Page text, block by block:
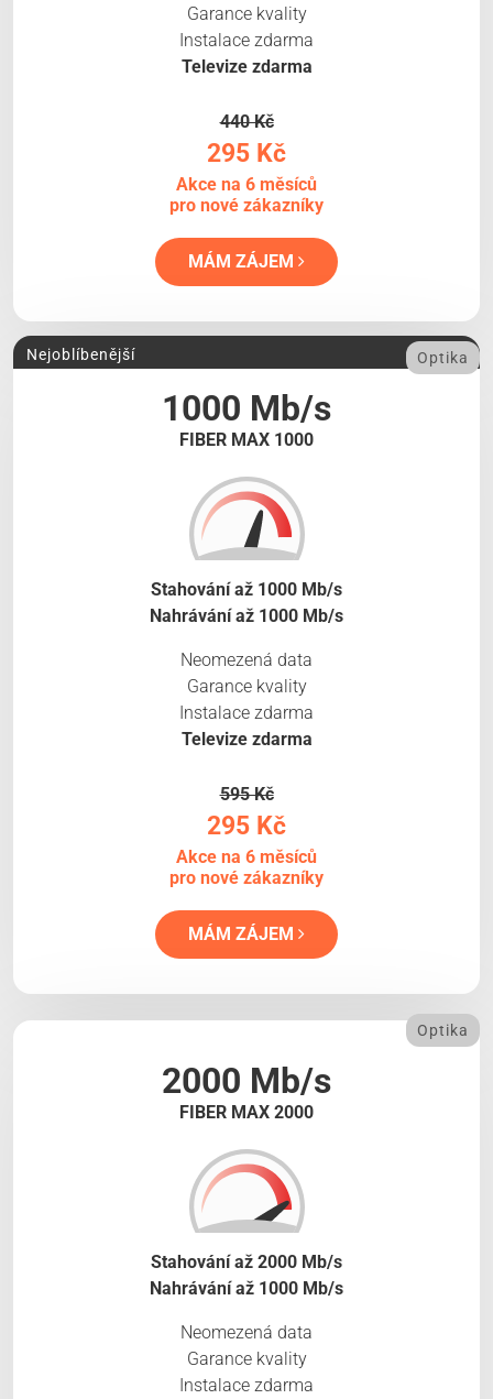
Garance kvality
Instalace zdarma
Televize zdarma
440 Kč
295 Kč
Akce na 6 měsíců
pro nové zákazníky
MÁM ZÁJEM
1000 Mb/s
FIBER MAX 1000
Nejoblíbenější Optika
Stahování až 1000 Mb/s
Nahrávání až 1000 Mb/s
Neomezená data
Garance kvality
Instalace zdarma
Televize zdarma
595 Kč
295 Kč
Akce na 6 měsíců
pro nové zákazníky
MÁM ZÁJEM
2000 Mb/s
FIBER MAX 2000
Optika
Stahování až 2000 Mb/s
Nahrávání až 1000 Mb/s
Neomezená data
Garance kvality
Instalace zdarma